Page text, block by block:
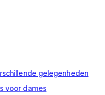
gelegenheden
voor dames